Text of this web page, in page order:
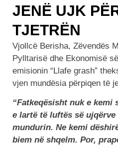
JENË UJK
TJETRËN
Vjollcë Berisha, Zëvendës
Pylltarisë dhe Ekonomisë
emisionin “Llafe grash”
vjen mundësia përpiqen të
“Fatkeqësisht nuk e
e lartë të luftës së
mundurin. Ne kemi
biem në shqelm. Por,